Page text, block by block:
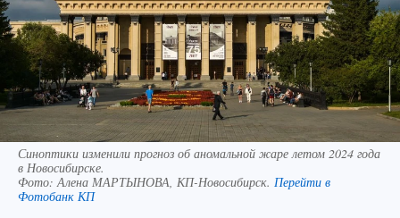
Синоптики изменили прогноз об аномальной жаре летом 2024 года
в Новосибирске.
Фото:Алена МАРТЫНОВА, КП-Новосибирск. Перейти в
Фотобанк КП